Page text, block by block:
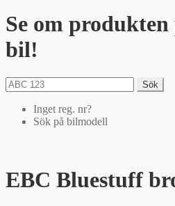
Se om produkten
bil!
Sök
Inget reg. nr?
Sök på bilmodell
EBC Bluestuff